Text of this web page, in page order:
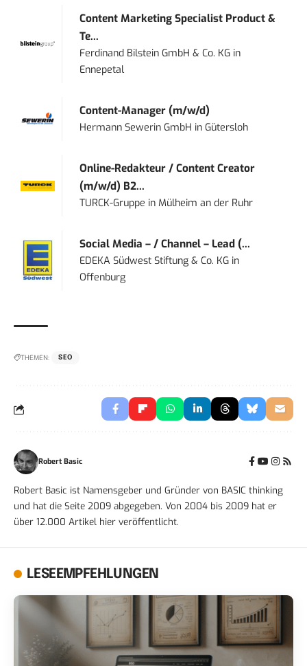
Content Marketing Specialist Product &
Te...
Ferdinand Bilstein GmbH & Co. KG in
Ennepetal
Content-Manager (m/w/d)
Hermann Sewerin GmbH inGütersloh
Online-Redakteur / Content Creator
(m/w/d) B2...
TURCK-Gruppe inMülheim an der Ruhr
Social Media – / Channel – Lead (...
EDEKA Südwest Stiftung & Co. KG in
Offenburg
THEMEN: SEO
Robert Basic
Robert Basic ist Namensgeber und Gründer von BASIC thinking
und hat die Seite 2009 abgegeben. Von 2004 bis 2009 hat er
über 12.000 Artikel hier veröffentlicht.
LESEEMPFEHLUNGEN